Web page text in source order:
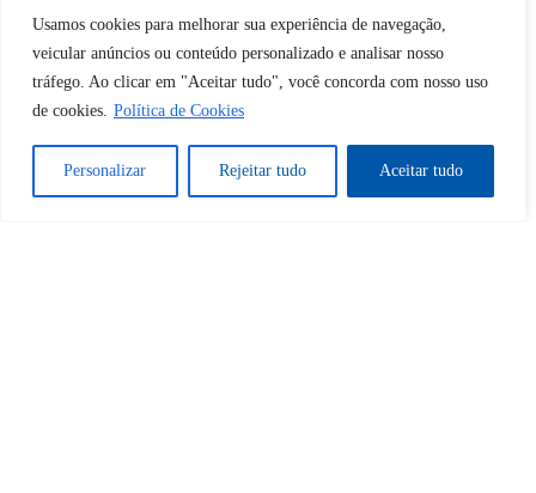
Usamos cookies para melhorar sua experiência de navegação,
veicular anúncios ou conteúdo personalizado e analisar nosso
tráfego. Ao clicar em "Aceitar tudo", você concorda com nosso uso
de cookies. Política de Cookies
Personalizar Rejeitar tudo Aceitar tudo
Desbloquear esquerda : 0
Sim